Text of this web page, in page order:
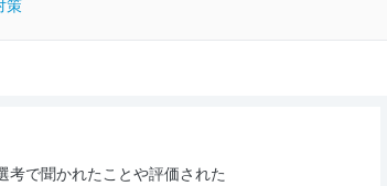
策
考で聞かれたことや評価された